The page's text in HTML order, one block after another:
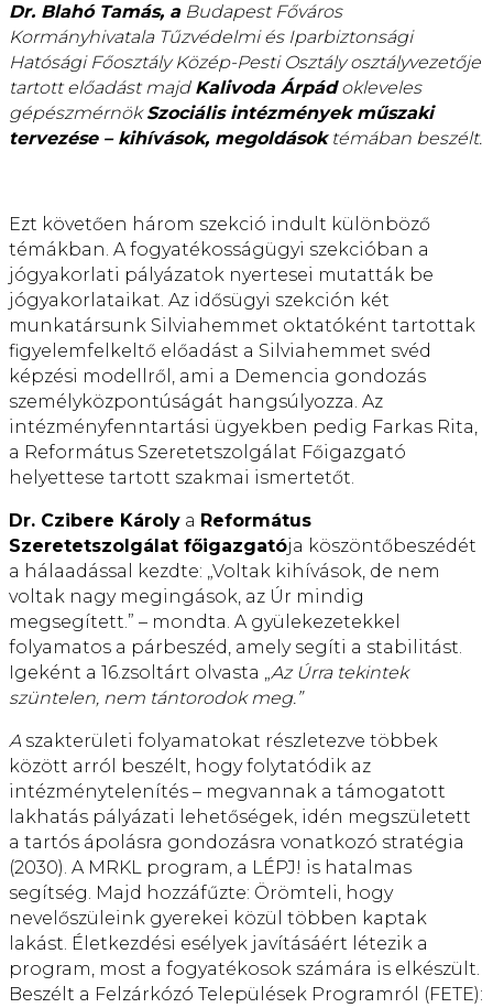
Dr. Blahó Tamás, aBudapest Főváros
Kormányhivatala Tűzvédelmi és Iparbiztonsági
Hatósági Főosztály Közép-Pesti Osztály osztályvezetője
tartott előadást majd Kalivoda Árpádokleveles
gépészmérnökSzociális intézmények műszaki
tervezése – kihívások, megoldásoktémában beszélt.
Ezt követően három szekció indult különböző
témákban. A fogyatékosságügyi szekcióban a
jógyakorlati pályázatok nyertesei mutatták be
jógyakorlataikat. Az idősügyi szekción két
munkatársunk Silviahemmet oktatóként tartottak
figyelemfelkeltő előadást a Silviahemmet svéd
képzési modellről, ami a Demencia gondozás
személyközpontúságát hangsúlyozza. Az
intézményfenntartási ügyekben pedig Farkas Rita,
a Református Szeretetszolgálat Főigazgató
helyettese tartott szakmai ismertetőt.
Dr. Czibere Károly a Református
Szeretetszolgálat főigazgatója köszöntőbeszédét
a hálaadással kezdte: „Voltak kihívások, de nem
voltak nagy megingások, az Úr mindig
megsegített.” – mondta. A gyülekezetekkel
folyamatos a párbeszéd, amely segíti a stabilitást.
Igeként a 16.zsoltárt olvasta „Az Úrra tekintek
szüntelen, nem tántorodok meg.”
A szakterületi folyamatokat részletezve többek
között arról beszélt, hogy folytatódik az
intézménytelenítés – megvannak a támogatott
lakhatás pályázati lehetőségek, idén megszületett
a tartós ápolásra gondozásra vonatkozó stratégia
(2030). A MRKL program, a LÉPJ! is hatalmas
segítség. Majd hozzáfűzte: Örömteli, hogy
nevelőszüleink gyerekei közül többen kaptak
lakást. Életkezdési esélyek javításáért létezik a
program, most a fogyatékosok számára is elkészült.
Beszélt a Felzárkózó Települések Programról (FETE):